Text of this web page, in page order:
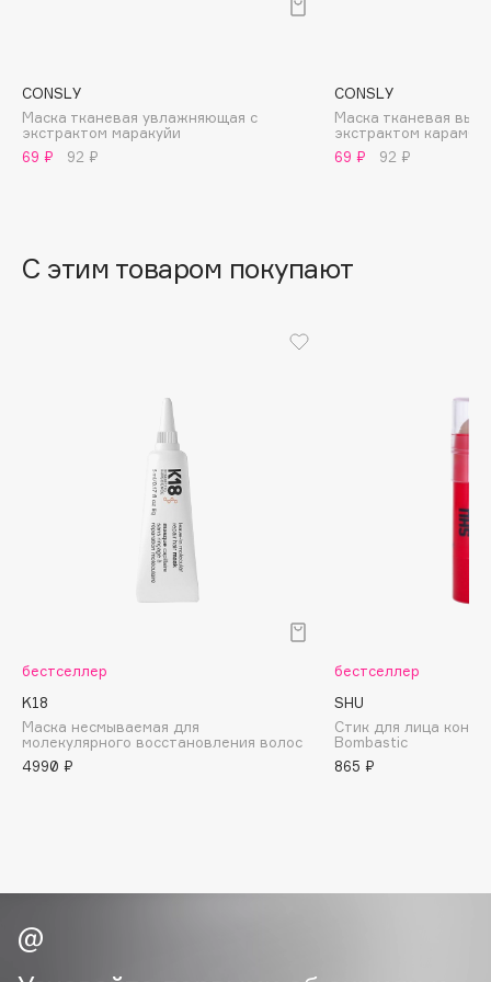
Baffy
Balmain Hair Couture
ЭКСКЛЮЗИВ
Banderas
Beauty Pati
Beverly Hills Polo Club
Bobbi Brown
BOOMSHOP
BORK
Brunello Cucinelli
Byredo
CONSLY
Маска тканевая увлажняющая с
экстрактом маракуйи
69 ₽
92 ₽
CONSLY
Маска тканевая
экстрактом
69 ₽
92 ₽
С этим товаром покупают
бестселлер
K18
Маска несмываемая для
молекулярного восстановления волос
4990 ₽
бестселлер
SHU
Стик для лица
Bombastic
865 ₽